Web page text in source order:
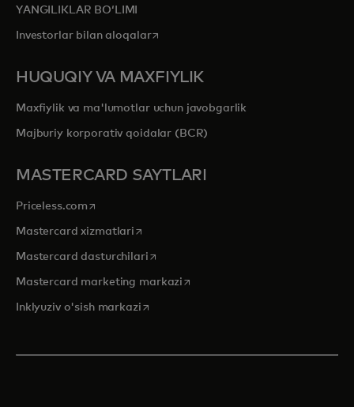
YANGILIKLAR BOʻLIMI
Investorlar bilan aloqalaropens in a new tab
HUQUQIY VA MAXFIYLIK
Maxfiylik va ma'lumotlar uchun javobgarlik
Majburiy korporativ qoidalar (BCR)
MASTERCARD SAYTLARI
Priceless.com opens in a new tab
Mastercard xizmatlari opens in a new tab
Mastercard dasturchilariopens in a new tab
Mastercard marketing markazi opens in a new tab
Inklyuziv o'sish markaziopens in a new tab